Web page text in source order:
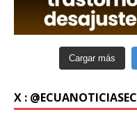
Cargar más
X : @ECUANOTICIASEC